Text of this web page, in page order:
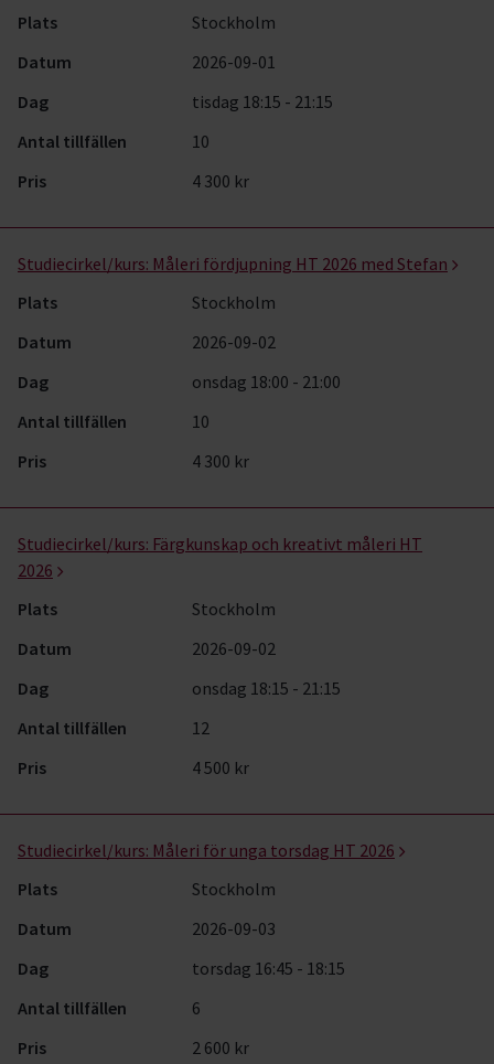
Plats
Stockholm
Datum
2026-09-01
Dag
tisdag 18:15 - 21:15
Antal tillfällen
10
Pris
4 300 kr
Studiecirkel/kurs: Måleri fördjupning HT 2026 med Stefan
Plats
Stockholm
Datum
2026-09-02
Dag
onsdag 18:00 - 21:00
Antal tillfällen
10
Pris
4 300 kr
Studiecirkel/kurs: Färgkunskap och kreativt måleri HT
2026
Plats
Stockholm
Datum
2026-09-02
Dag
onsdag 18:15 - 21:15
Antal tillfällen
12
Pris
4 500 kr
Studiecirkel/kurs: Måleri för unga torsdag HT 2026
Plats
Stockholm
Datum
2026-09-03
Dag
torsdag 16:45 - 18:15
Antal tillfällen
6
Pris
2 600 kr